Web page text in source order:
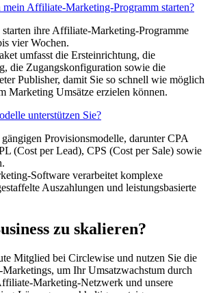
Affiliate-Marketing-Programm starten?
ihre Affiliate-Marketing-Programme
vier Wochen.
umfasst die Ersteinrichtung, die
die Zugangskonfiguration sowie die
Publisher, damit Sie so schnell wie möglich
Marketing Umsätze erzielen können.
unterstützen Sie?
Provisionsmodelle, darunter CPA
(Cost per Lead), CPS (Cost per Sale) sowie
Software verarbeitet komplexe
Auszahlungen und leistungsbasierte
zu skalieren?
Mitglied bei Circlewise und nutzen Sie die
um Ihr Umsatzwachstum durch
Marketing-Netzwerk und unsere